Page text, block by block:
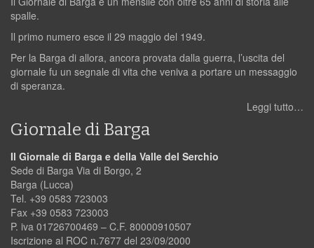
spalle.
Il primo numero esce il 29 maggio del 1949.
Per la Barga di allora, ancora provata dalla guerra, l’uscita del
giornale fu un segnale di vita che veniva a portare un messaggio
di speranza.
Leggi tutto…
Giornale di Barga
Il Giornale di Barga e della Valle del Serchio
Sede di Barga Via di Borgo, 2
Barga (Lucca)
Tel. +39 0583 723003
Fax +39 0583 723003
P. iva 01726700469 – C.F. 80000910507
Iscrizione al ROC n.7677 del 23/09/2000